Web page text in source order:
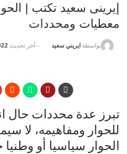
إيرينى سعيد تكتب |
معطيات ومحددات
بواسطة ايريني سعيد آخر تحديث
تبرز عدة محددات حال
للحوار ومفاهيمه، لا
الحوار سياسيا أو